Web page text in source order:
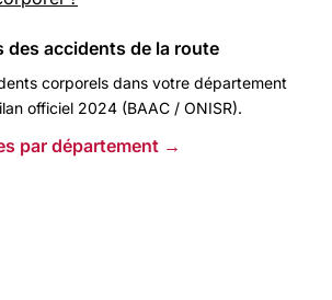
des accidents de la route
corporels dans votre département
officiel 2024 (BAAC / ONISR).
par département →